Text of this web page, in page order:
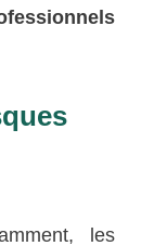
les